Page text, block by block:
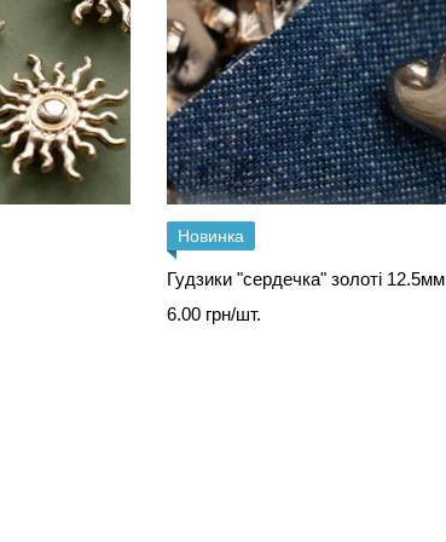
Новинка
Гудзики "сердечка" золоті 12.5мм
6.00 грн/шт.